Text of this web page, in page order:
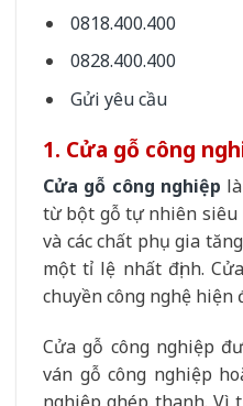
0818.400.400
0828.400.400
Gửi yêu cầu
1. Cửa gỗ công
Cửa gỗ công nghiệp
từ bột gỗ tự nhiên siêu
và các chất phụ gia
một tỉ lệ nhất định.
chuyền công nghệ hiện
Cửa gỗ công nghiệp
ván gỗ công nghiệp